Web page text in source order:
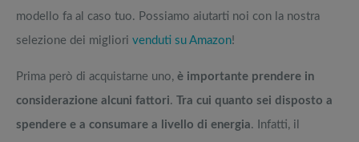
modello fa al caso tuo. Possiamo aiutarti noi con la nostra
selezione dei migliori venduti su Amazon!
Prima però di acquistarne uno, è importante prendere in
considerazione alcuni fattori. Tra cui quanto sei disposto a
spendere e a consumare a livello di energia. Infatti, il